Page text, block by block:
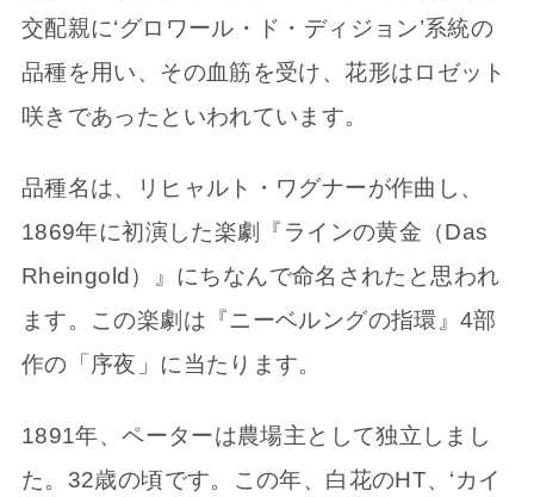
交配親に‘グロワール・ド・ディジョン’系統の
品種を用い、その血筋を受け、花形はロゼット
咲きであったといわれています。
品種名は、リヒャルト・ワグナーが作曲し、
1869年に初演した楽劇『ラインの黄金（Das
Rheingold）』にちなんで命名されたと思われ
ます。この楽劇は『ニーベルングの指環』4部
作の「序夜」に当たります。
1891年、ペーターは農場主として独立しまし
た。32歳の頃です。この年、白花のHT、‘カイ